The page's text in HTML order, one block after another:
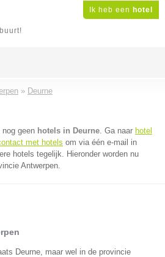
Ik heb een hotel
» Deurne
nog geen hotels in Deurne. Ga naar hotel
met hotels om via één e-mail in
hotels tegelijk. Hieronder worden nu
Antwerpen.
Deurne, maar wel in de provincie